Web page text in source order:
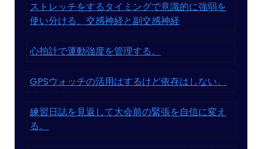
ストレッチをするタイミングで意識的に強弱を
使い分ける、交感神経と副交感神経
心拍計で運動強度を管理する。
GPSウォッチの活用はするけど依存はしない。
練習日誌を見返して大会前の緊張を自信に変え
る。